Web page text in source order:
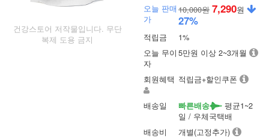
건강스토어 저작물입니다. 무단
복제 도용 금지
오늘 판매
가
10,000원 7,290원
27%
적립금
1%
오늘 무이
자
5만원 이상 2~3개월
회원혜택 적립금+할인쿠폰
배송일 빠른배송
평균1~2
일 / 우체국택배
배송비
개별(고정추가)